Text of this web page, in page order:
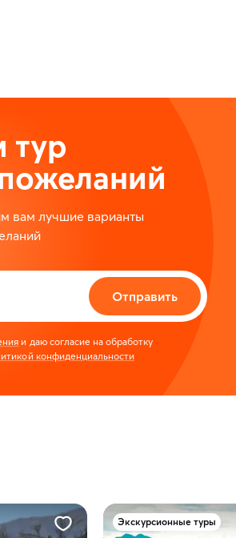
тур
вам лучшие варианты
Отправить
и даю согласие на обработку
конфиденциальности
Экскурсионные туры